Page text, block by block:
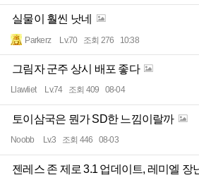
실물이 훨씬 낫네
Parkerz Lv.70 조회 276 10:38
그림자 군주 상시 배포 좋다
Llawliet Lv.74 조회 409 08-04
토이삼국은 뭔가 SD한 느낌이랄까
Noobb Lv.3 조회 446 08-03
젠레스 존 제로 3.1 업데이트, 레미엘 장